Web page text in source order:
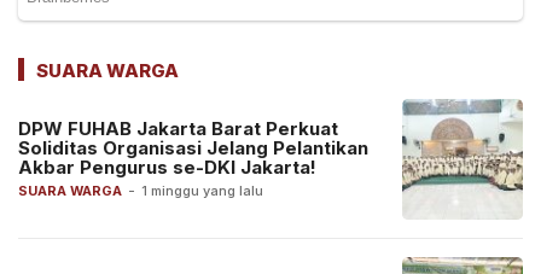
SUARA WARGA
SUARA WARGA - 1 minggu yang lalu
DPW FUHAB Jakarta Barat Perkuat
Soliditas Organisasi Jelang Pelantikan
Akbar Pengurus se-DKI Jakarta!